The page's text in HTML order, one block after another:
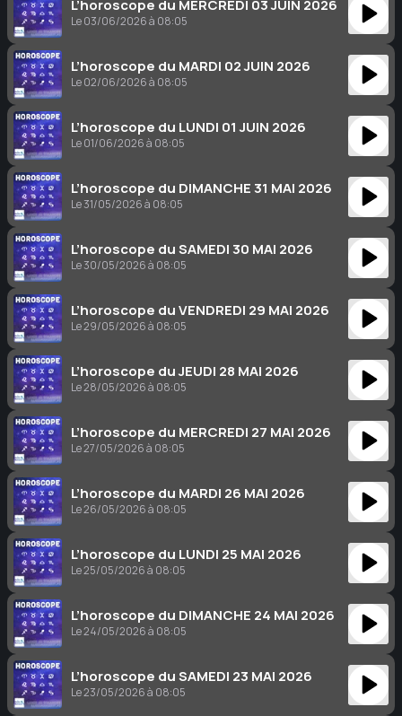
L’horoscope du MERCREDI 03 JUIN 2026
Le 03/06/2026 à 08:05
L’horoscope du MARDI 02 JUIN 2026
Le 02/06/2026 à 08:05
L’horoscope du LUNDI 01 JUIN 2026
Le 01/06/2026 à 08:05
L’horoscope du DIMANCHE 31 MAI 2026
Le 31/05/2026 à 08:05
L’horoscope du SAMEDI 30 MAI 2026
Le 30/05/2026 à 08:05
L’horoscope du VENDREDI 29 MAI 2026
Le 29/05/2026 à 08:05
L’horoscope du JEUDI 28 MAI 2026
Le 28/05/2026 à 08:05
L’horoscope du MERCREDI 27 MAI 2026
Le 27/05/2026 à 08:05
L’horoscope du MARDI 26 MAI 2026
Le 26/05/2026 à 08:05
L’horoscope du LUNDI 25 MAI 2026
Le 25/05/2026 à 08:05
L’horoscope du DIMANCHE 24 MAI 2026
Le 24/05/2026 à 08:05
L’horoscope du SAMEDI 23 MAI 2026
Le 23/05/2026 à 08:05